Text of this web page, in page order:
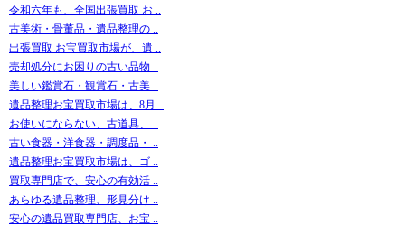
令和六年も、全国出張買取 お ..
古美術・骨董品・遺品整理の ..
出張買取 お宝買取市場が、遺 ..
売却処分にお困りの古い品物 ..
美しい鑑賞石・観賞石・古美 ..
遺品整理お宝買取市場は、8月 ..
お使いにならない、古道具、 ..
古い食器・洋食器・調度品・ ..
遺品整理お宝買取市場は、ゴ ..
買取専門店で、安心の有効活 ..
あらゆる遺品整理、形見分け ..
安心の遺品買取専門店、お宝 ..